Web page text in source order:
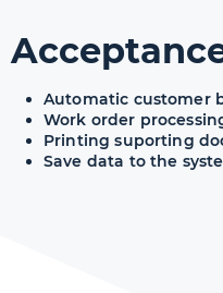
Automatic customer
Work order
Printing suporting
Save data to the